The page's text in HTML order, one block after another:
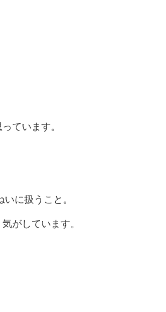
ています。
に扱うこと。
がしています。